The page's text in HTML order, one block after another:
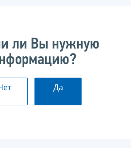
ли Вы нужную
Да